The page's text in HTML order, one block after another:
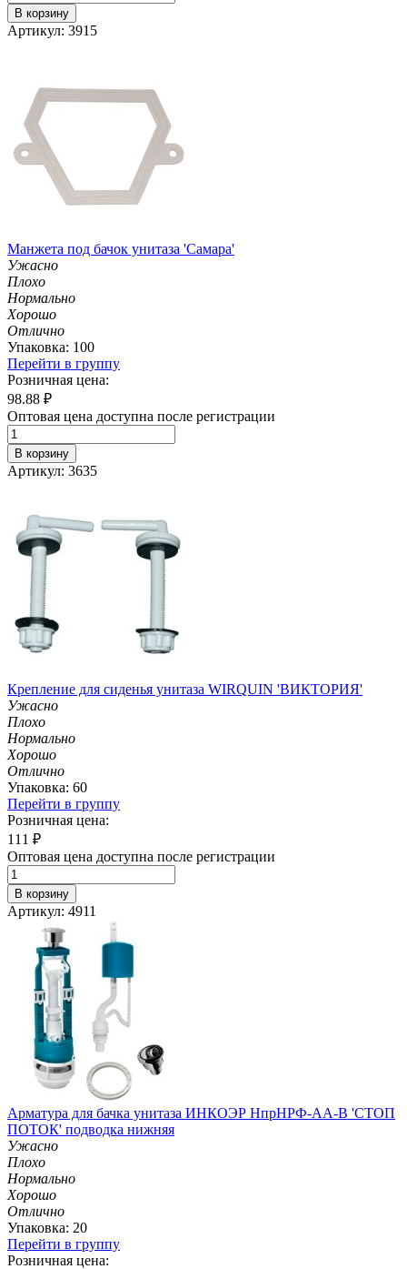
В корзину
Артикул: 3915
Манжета под бачок унитаза 'Самара'
Ужасно
Плохо
Нормально
Хорошо
Отлично
Упаковка: 100
Перейти в группу
Розничная цена:
98.88 ₽
Оптовая цена доступна после регистрации
В корзину
Артикул: 3635
Крепление для сиденья унитаза WIRQUIN 'ВИКТОРИЯ'
Ужасно
Плохо
Нормально
Хорошо
Отлично
Упаковка: 60
Перейти в группу
Розничная цена:
111 ₽
Оптовая цена доступна после регистрации
В корзину
Артикул: 4911
Арматура для бачка унитаза ИНКОЭР НпрНРФ-АА-В 'СТОП
ПОТОК' подводка нижняя
Ужасно
Плохо
Нормально
Хорошо
Отлично
Упаковка: 20
Перейти в группу
Розничная цена: